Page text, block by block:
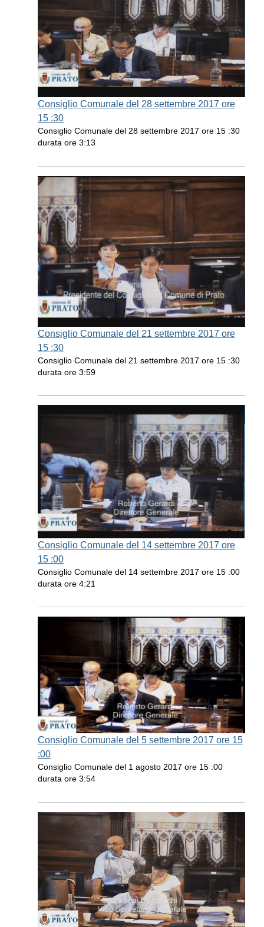
Consiglio Comunale del 28 settembre 2017 ore
15 :30
Consiglio Comunale del 28 settembre 2017 ore 15 :30
durata ore 3:13
Consiglio Comunale del 21 settembre 2017 ore
15 :30
Consiglio Comunale del 21 settembre 2017 ore 15 :30
durata ore 3:59
Consiglio Comunale del 14 settembre 2017 ore
15 :00
Consiglio Comunale del 14 settembre 2017 ore 15 :00
durata ore 4:21
Consiglio Comunale del 5 settembre 2017 ore 15
:00
Consiglio Comunale del 1 agosto 2017 ore 15 :00
durata ore 3:54